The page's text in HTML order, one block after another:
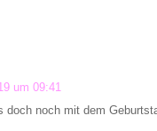
um 09:41
doch noch mit dem